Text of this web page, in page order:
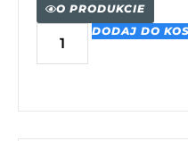
O PRODUKCIE
DODAJ DO